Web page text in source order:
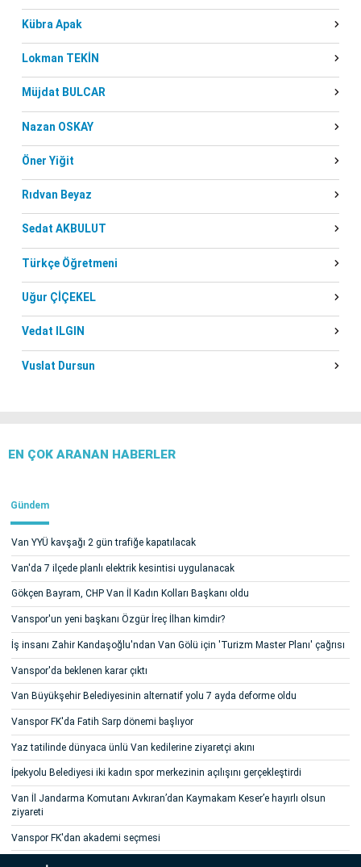
Kübra Apak
Lokman TEKİN
Müjdat BULCAR
Nazan OSKAY
Öner Yiğit
Rıdvan Beyaz
Sedat AKBULUT
Türkçe Öğretmeni
Uğur ÇİÇEKEL
Vedat ILGIN
Vuslat Dursun
EN ÇOK ARANAN HABERLER
Gündem
Van YYÜ kavşağı 2 gün trafiğe kapatılacak
Van'da 7 ilçede planlı elektrik kesintisi uygulanacak
Gökçen Bayram, CHP Van İl Kadın Kolları Başkanı oldu
Vanspor'un yeni başkanı Özgür İreç İlhan kimdir?
İş insanı Zahir Kandaşoğlu'ndan Van Gölü için 'Turizm Master Planı' çağrısı
Vanspor'da beklenen karar çıktı
Van Büyükşehir Belediyesinin alternatif yolu 7 ayda deforme oldu
Vanspor FK'da Fatih Sarp dönemi başlıyor
Yaz tatilinde dünyaca ünlü Van kedilerine ziyaretçi akını
İpekyolu Belediyesi iki kadın spor merkezinin açılışını gerçekleştirdi
Van İl Jandarma Komutanı Avkıran’dan Kaymakam Keser’e hayırlı olsun
ziyareti
Vanspor FK'dan akademi seçmesi